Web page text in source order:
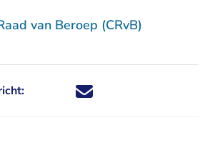
van Beroep (CRvB)
Deel dit nieuwsbericht via X -
Deel dit nieuwsbericht via
Deel dit nieuwsbericht
Deel dit